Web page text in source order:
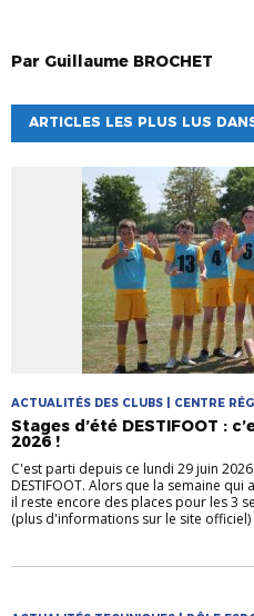
Par Guillaume BROCHET
ARTICLES LES PLUS LUS
ACTUALITÉS DES CLUBS | CENTRE
Stages d’été DESTIFOOT :
2026 !
C'est parti depuis ce lundi 29 juin
DESTIFOOT. Alors que la semaine
il reste encore des places pour les 3
(plus d'informations sur le site